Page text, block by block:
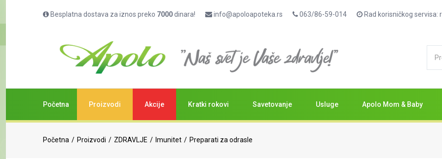
Besplatna dostava za iznos preko 7000dinara! info@apoloapoteka.rs 063/86-59-014 Rad korisničkog servisa:
Početna Proizvodi Akcije Kratki rokovi Savetovanje Usluge Apolo Mom & Baby
Početna Proizvodi ZDRAVLJE Imunitet Preparati za odrasle